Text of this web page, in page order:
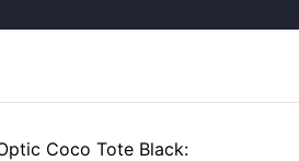
Coco Tote Black: